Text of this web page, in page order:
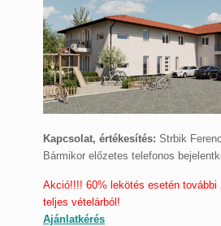
Kapcsolat, értékesítés: Strbik
Bármikor előzetes telefonos
Akció!!!! 60% lekötés esetén további
teljes vételárból!
Ajánlatkérés